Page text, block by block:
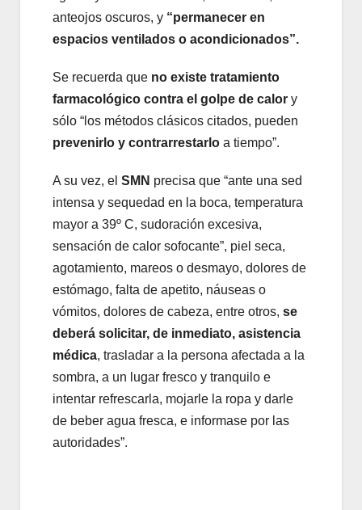
anteojos oscuros, y “permanecer en
espacios ventilados o acondicionados”.
Se recuerda que no existe tratamiento
farmacológico contra el golpe de calor y
sólo “los métodos clásicos citados, pueden
prevenirlo y contrarrestarlo a tiempo”.
A su vez, el SMN precisa que “ante una sed
intensa y sequedad en la boca, temperatura
mayor a 39º C, sudoración excesiva,
sensación de calor sofocante”, piel seca,
agotamiento, mareos o desmayo, dolores de
estómago, falta de apetito, náuseas o
vómitos, dolores de cabeza, entre otros, se
deberá solicitar, de inmediato, asistencia
médica, trasladar a la persona afectada a la
sombra, a un lugar fresco y tranquilo e
intentar refrescarla, mojarle la ropa y darle
de beber agua fresca, e informase por las
autoridades”.